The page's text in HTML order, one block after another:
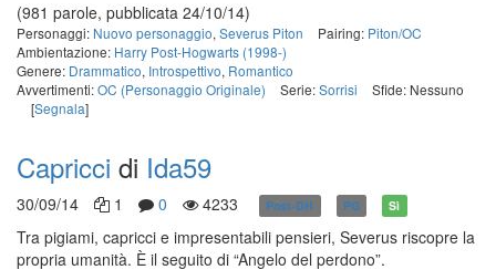
(981 parole, pubblicata 24/10/14)
Personaggi: Nuovo personaggio, Severus Piton Pairing: Piton/OC
Ambientazione: Harry Post-Hogwarts (1998-)
Genere: Drammatico, Introspettivo, Romantico
Avvertimenti:OC (Personaggio Originale) Serie:Sorrisi
Sfide: Nessuno
[Segnala]
Capricci di Ida59
30/09/14 1 0 4233 Post-DH PG Sì
Tra pigiami, capricci e impresentabili pensieri, Severus riscopre la
propria umanità. È il seguito di “Angelo del perdono”.